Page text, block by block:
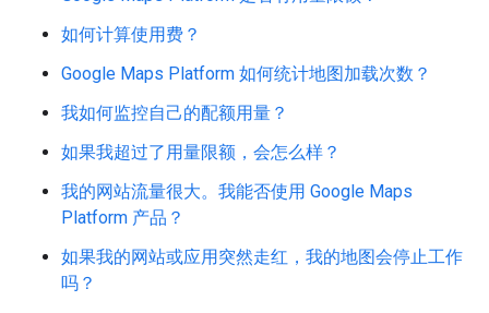
如何计算使用费？
Google Maps Platform 如何统计地图加载次数？
我如何监控自己的配额用量？
如果我超过了用量限额，会怎么样？
我的网站流量很大。我能否使用 Google Maps
Platform 产品？
如果我的网站或应用突然走红，我的地图会停止工作
吗？